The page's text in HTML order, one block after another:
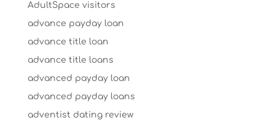
AdultSpace visitors
advance payday loan
advance title loan
advance title loans
advanced payday loan
advanced payday loans
adventist dating review